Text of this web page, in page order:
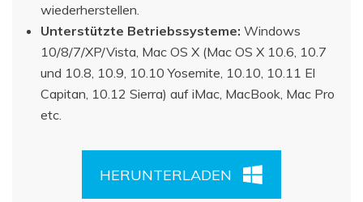
wiederherstellen.
Unterstützte Betriebssysteme: Windows
10/8/7/XP/Vista, Mac OS X (Mac OS X 10.6, 10.7
und 10.8, 10.9, 10.10 Yosemite, 10.10, 10.11 El
Capitan, 10.12 Sierra) auf iMac, MacBook, Mac Pro
etc.
HERUNTERLADEN